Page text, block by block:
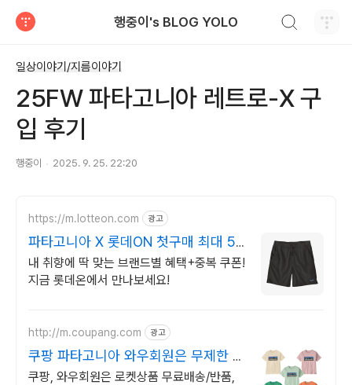
행중이's BLOG YOLO
일상이야기/지름이야기
25FW 파타고니아 레트로-X 구
입 후기
행중이 2025. 9. 25. 22:20
https://m.lotteon.com 광고
파타고니아 X 롯데ON 첫구매 최대 5
천원 혜택!
내 취향에 딱 맞는 브랜드별 혜택+중복 쿠폰!
지금 롯데온에서 만나보세요!
http://m.coupang.com 광고
쿠팡 파타고니아 와우회원은 무제한 무
료배송
쿠팡, 와우회원은 로켓상품 무료배송/반품,